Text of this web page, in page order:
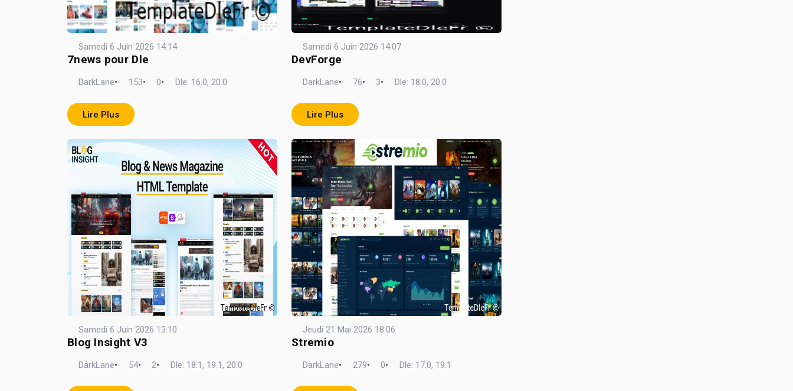
Samedi 6 Juin 2026 14:14
7news pour Dle
DarkLane• 153• 0• Dle: 16.0, 20.0
Lire Plus
Samedi 6 Juin 2026 14:07
DevForge
DarkLane• 76• 3• Dle: 18.0, 20.0
Lire Plus
Samedi 6 Juin 2026 13:10
Blog Insight V3
DarkLane• 54• 2• Dle: 18.1, 19.1, 20.0
Jeudi 21 Mai 2026 18:06
Stremio
DarkLane• 279• 0• Dle: 17.0, 19.1